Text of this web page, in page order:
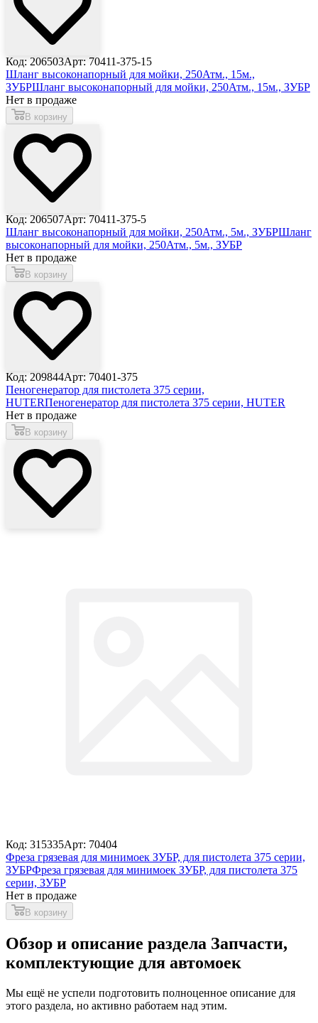
Код: 206503Арт: 70411-375-15
Шланг высоконапорный для мойки, 250Атм., 15м.,
ЗУБРШланг высоконапорный для мойки, 250Атм., 15м., ЗУБР
Нет в продаже
В корзину
Код: 206507Арт: 70411-375-5
Шланг высоконапорный для мойки, 250Атм., 5м., ЗУБРШланг
высоконапорный для мойки, 250Атм., 5м., ЗУБР
Нет в продаже
В корзину
Код: 209844Арт: 70401-375
Пеногенератор для пистолета 375 серии,
HUTERПеногенератор для пистолета 375 серии, HUTER
Нет в продаже
В корзину
Код: 315335Арт: 70404
Фреза грязевая для минимоек ЗУБР, для пистолета 375 серии,
ЗУБРФреза грязевая для минимоек ЗУБР, для пистолета 375
серии, ЗУБР
Нет в продаже
В корзину
Обзор и описание раздела Запчасти,
комплектующие для автомоек
Мы ещё не успели подготовить полноценное описание для
этого раздела, но активно работаем над этим.